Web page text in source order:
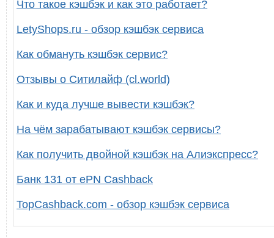
Что такое кэшбэк и как это работает?
LetyShops.ru - обзор кэшбэк сервиса
Как обмануть кэшбэк сервис?
Отзывы о Ситилайф (cl.world)
Как и куда лучше вывести кэшбэк?
На чём зарабатывают кэшбэк сервисы?
Как получить двойной кэшбэк на Алиэкспресс?
Банк 131 от ePN Cashback
TopCashback.com - обзор кэшбэк сервиса